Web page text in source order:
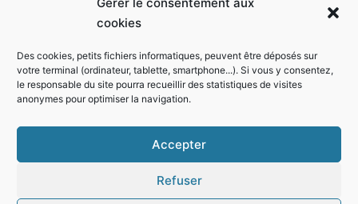
cookies
Des cookies, petits fichiers informatiques, peuvent être déposés sur
votre terminal (ordinateur, tablette, smartphone...). Si vous y consentez,
le responsable du site pourra recueillir des statistiques de visites
anonymes pour optimiser la navigation.
Accepter
Refuser
Horaires d'ouverture de la mairie